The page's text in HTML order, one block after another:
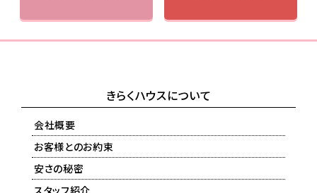
きらくハウスについて
会社概要
お客様とのお約束
安さの秘密